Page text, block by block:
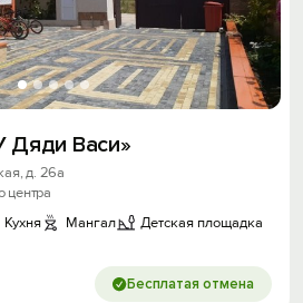
Дяди Васи»
д. 26а
центра
Кухня Мангал Детская площадка
Бесплатая отмена